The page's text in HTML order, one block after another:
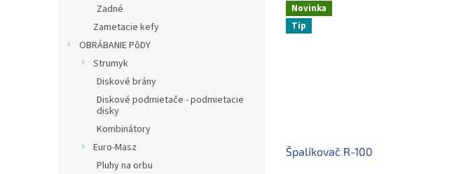
Zadné
Zametacie kefy
OBRÁBANIE PôDY
Strumyk
Diskové brány
Diskové podmietače - podmietacie
disky
Kombinátory
Euro-Masz
Pluhy na orbu
Novinka
Tip
Špalíkovač R-100